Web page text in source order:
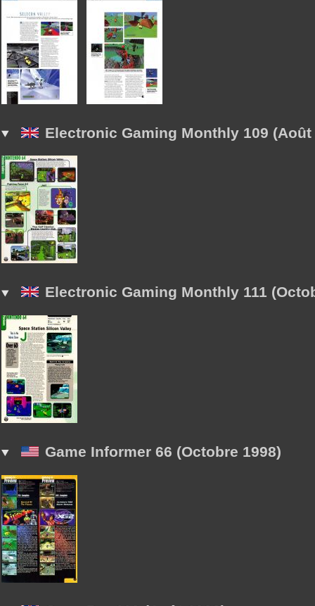
Electronic Gaming Monthly 109 (Août
Electronic Gaming Monthly 111
Game Informer 66 (Octobre 1998)